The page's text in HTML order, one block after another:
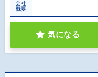
会社
概要
気になる